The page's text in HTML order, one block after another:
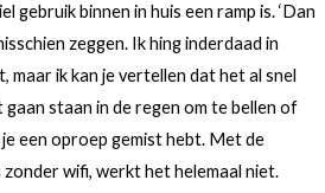
gebruik binnen in huis een ramp is. ‘Dan
zeggen. Ik hing inderdaad in
maar ik kan je vertellen dat het al snel
staan in de regen om te bellen of
een oproep gemist hebt. Met de
wifi, werkt het helemaal niet.